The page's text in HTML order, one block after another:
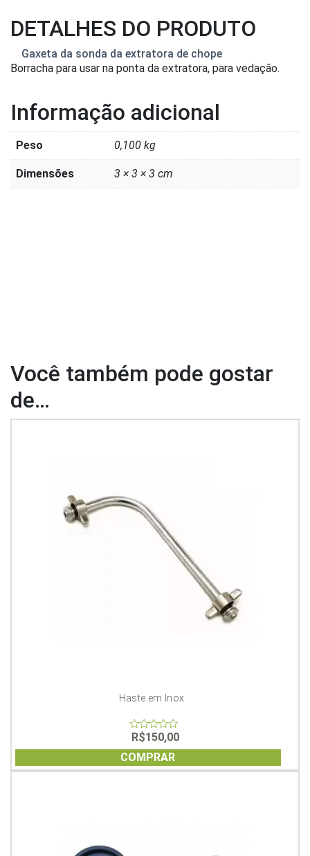
DETALHES DO PRODUTO
Gaxeta da sonda da extratora de chope
Borracha para usar na ponta da extratora, para vedação.
Informação adicional
Peso 0,100 kg
Dimensões 3 × 3 × 3 cm
Você também pode gostar
de…
Haste em Inox
0
out
of
5
R$150,00
COMPRAR